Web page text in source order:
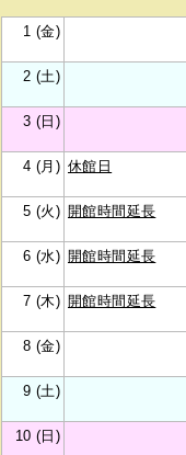
1 (金)
2 (土)
3 (日)
4 (月) 休館日
5 (火) 開館時間延長
6 (水) 開館時間延長
7 (木) 開館時間延長
8 (金)
9 (土)
10 (日)